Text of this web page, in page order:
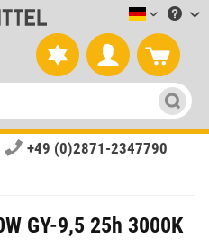
+49 (0)2871-2347790
GY-9,5 25h 3000K